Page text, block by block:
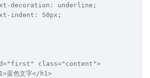
decoration: underline;
indent: 50px;
class="content">
蓝色文字</h1>